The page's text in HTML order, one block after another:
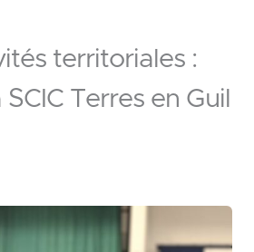
territoriales :
Terres en Guil